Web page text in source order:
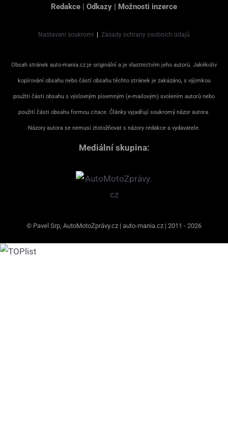
Redakce | Odkazy | Možnosti inzerce
Nastavení soukromí Zásady ochrany osobních údajů
Obsah stránek auto-mania.cz je originální a je vlastnictvím jeho autorů. Jakékoliv
kopírování obsahu nebo částí obsahu těchto stránek je zakázáno, s výjimkou
použití části obsahu s výslovným písemným (e-mailovým) svolením autorů nebo
použití části obsahu formou citace. Články vyjadřují soukromý názor autora.
Názory autora se nemusí ztotožňovat s názory redakce a vydavatele.
Mediální skupina:
© Pavel Srp, AutoMotoZprávy.cz | auto-mania.cz | 2011 - 2026